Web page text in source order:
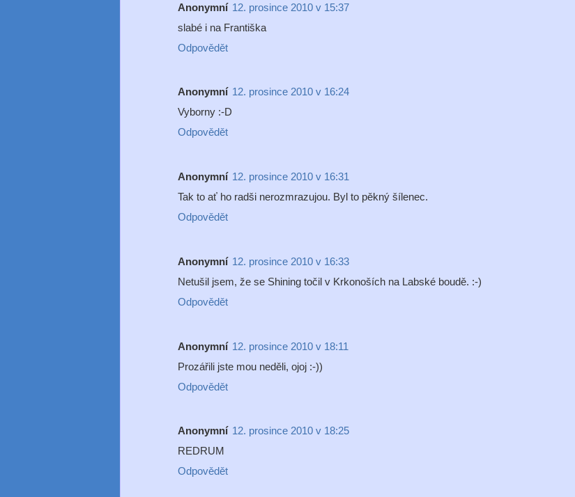
Anonymní 12. prosince 2010 v 15:37
slabé i na Františka
Odpovědět
Anonymní 12. prosince 2010 v 16:24
Vyborny :-D
Odpovědět
Anonymní 12. prosince 2010 v 16:31
Tak to ať ho radši nerozmrazujou. Byl to pěkný šílenec.
Odpovědět
Anonymní 12. prosince 2010 v 16:33
Netušil jsem, že se Shining točil v Krkonoších na Labské boudě. :-)
Odpovědět
Anonymní 12. prosince 2010 v 18:11
Prozářili jste mou neděli, ojoj :-))
Odpovědět
Anonymní 12. prosince 2010 v 18:25
REDRUM
Odpovědět